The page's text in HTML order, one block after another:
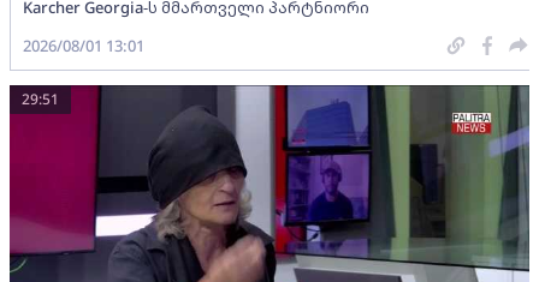
Karcher Georgia-ს მმართველი პარტნიორი
2026/08/01 13:01
29:51